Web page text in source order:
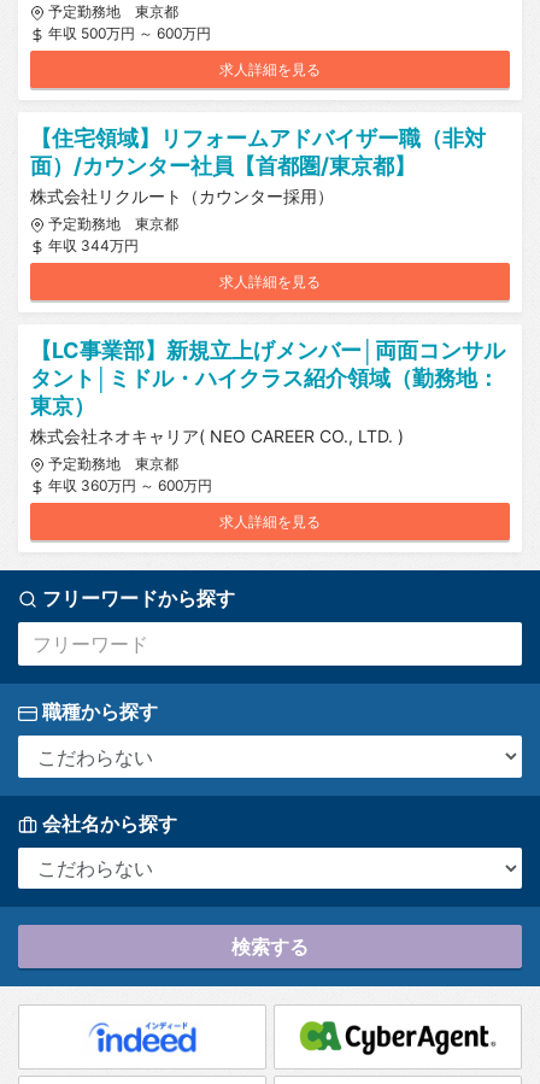
予定勤務地 東京都
年収 500万円 ～ 600万円
求人詳細を見る
【住宅領域】リフォームアドバイザー職（非対
面）/カウンター社員【首都圏/東京都】
株式会社リクルート（カウンター採用）
予定勤務地 東京都
年収 344万円
求人詳細を見る
【LC事業部】新規立上げメンバー│両面コンサル
タント│ミドル・ハイクラス紹介領域（勤務地：
東京）
株式会社ネオキャリア( NEO CAREER CO., LTD. )
予定勤務地 東京都
年収 360万円 ～ 600万円
求人詳細を見る
フリーワードから探す
職種から探す
会社名から探す
検索する